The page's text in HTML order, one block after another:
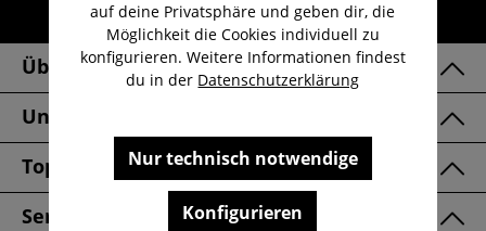
30 Tage kostenlose Retoure
Über Uns
Unsere Marken
Top Kategorien
Service & FAQ
auf deine Privatsphäre und geben dir, die
Möglichkeit die Cookies individuell zu
konfigurieren. Weitere Informationen findest
du in der Datenschutzerklärung
Nur technisch notwendige
Konfigurieren